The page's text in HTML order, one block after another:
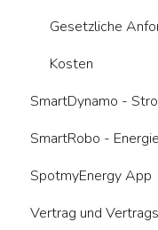
Gesetzliche
Kosten
SmartDynamo -
Was ist ein
Anbieterwechsel
Wie nutze ich
SmartRobo -
Was ist ein
SpotmyEnergy App
Allgemeines
Vertrag und